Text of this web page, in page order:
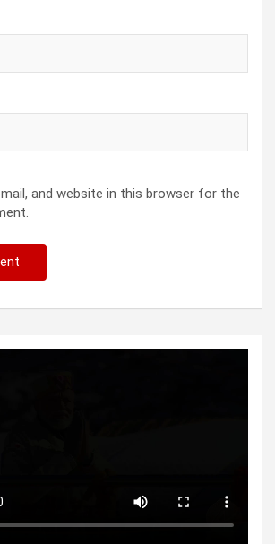
and website in this browser for the